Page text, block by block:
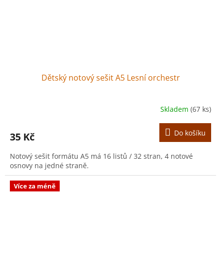
Dětský notový sešit A5 Lesní orchestr
Skladem (67 ks)
35 Kč Do košíku
Notový sešit formátu A5 má 16 listů / 32 stran, 4 notové
osnovy na jedné straně.
Více za méně